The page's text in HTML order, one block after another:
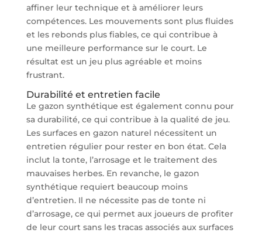
affiner leur technique et à améliorer leurs
compétences. Les mouvements sont plus fluides
et les rebonds plus fiables, ce qui contribue à
une meilleure performance sur le court. Le
résultat est un jeu plus agréable et moins
frustrant.
Durabilité et entretien facile
Le gazon synthétique est également connu pour
sa durabilité, ce qui contribue à la qualité de jeu.
Les surfaces en gazon naturel nécessitent un
entretien régulier pour rester en bon état. Cela
inclut la tonte, l’arrosage et le traitement des
mauvaises herbes. En revanche, le gazon
synthétique requiert beaucoup moins
d’entretien. Il ne nécessite pas de tonte ni
d’arrosage, ce qui permet aux joueurs de profiter
de leur court sans les tracas associés aux surfaces